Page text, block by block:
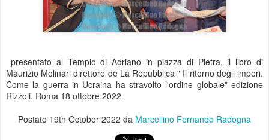
presentato al Tempio di Adriano in piazza di Pietra, il libro di
Maurizio Molinari direttore de La Repubblica " Il ritorno degli imperi.
Come la guerra in Ucraina ha stravolto l'ordine globale" edizione
Rizzoli. Roma 18 ottobre 2022
Postato 19th October 2022 da Marcellino Fernando Radogna